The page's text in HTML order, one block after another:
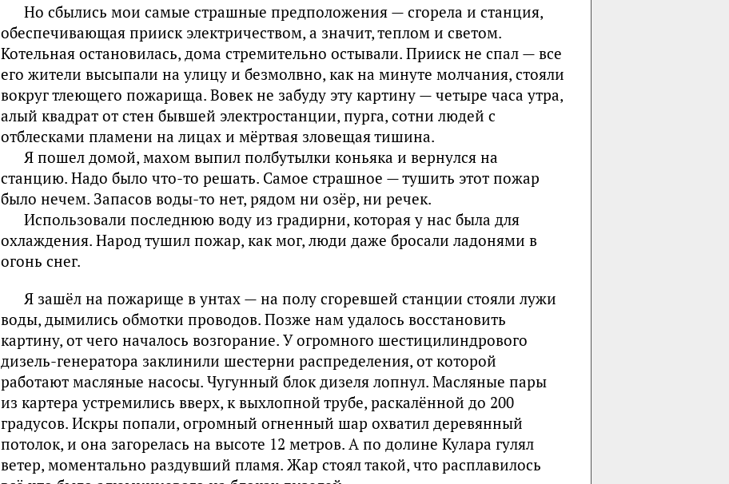
Но сбылись мои самые страшные предположения — сгорела и станция,
обеспечивающая прииск электричеством, а значит, теплом и светом.
Котельная остановилась, дома стремительно остывали. Прииск не спал — все
его жители высыпали на улицу и безмолвно, как на минуте молчания, стояли
вокруг тлеющего пожарища. Вовек не забуду эту картину — четыре часа утра,
алый квадрат от стен бывшей электростанции, пурга, сотни людей с
отблесками пламени на лицах и мёртвая зловещая тишина.
Я пошел домой, махом выпил полбутылки коньяка и вернулся на
станцию. Надо было что-то решать. Самое страшное — тушить этот пожар
было нечем. Запасов воды-то нет, рядом ни озёр, ни речек.
Использовали последнюю воду из градирни, которая у нас была для
охлаждения. Народ тушил пожар, как мог, люди даже бросали ладонями в
огонь снег.
Я зашёл на пожарище в унтах — на полу сгоревшей станции стояли лужи
воды, дымились обмотки проводов. Позже нам удалось восстановить
картину, от чего началось возгорание. У огромного шестицилиндрового
дизель-генератора заклинили шестерни распределения, от которой
работают масляные насосы. Чугунный блок дизеля лопнул. Масляные пары
из картера устремились вверх, к выхлопной трубе, раскалённой до 200
градусов. Искры попали, огромный огненный шар охватил деревянный
потолок, и она загорелась на высоте 12 метров. А по долине Кулара гулял
ветер, моментально раздувший пламя. Жар стоял такой, что расплавилось